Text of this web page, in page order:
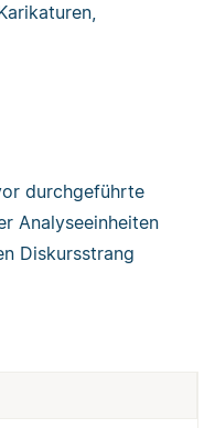
durchgeführte
Analyseeinheiten
Diskursstrang